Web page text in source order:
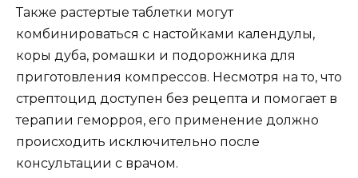
Также растертые таблетки могут
комбинироваться с настойками календулы,
коры дуба, ромашки и подорожника для
приготовления компрессов. Несмотря на то, что
стрептоцид доступен без рецепта и помогает в
терапии геморроя, его применение должно
происходить исключительно после
консультации с врачом.